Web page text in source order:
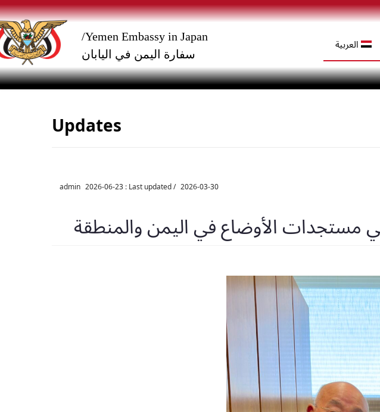
Yemen Embassy in Japan/
سفارة اليمن في اليابان
العربية
English
(الإنجليزية)
Updates
2026-03-30
/ Last updated :
2026-06-23
admin
مستجدات الأوضاع في اليمن والمنطقة